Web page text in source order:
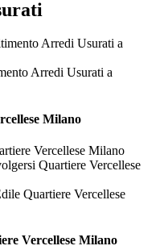
Arredi Usurati a
Milano
Vercellese Milano
Quartiere Vercellese
Quartiere Vercellese
Vercellese Milano